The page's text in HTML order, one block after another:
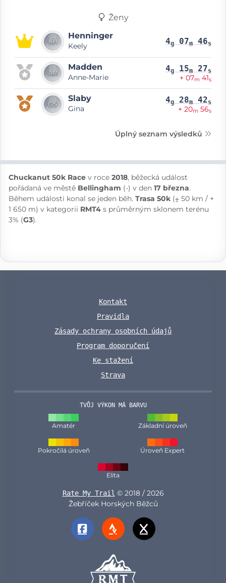
Ženy
Henninger
Keely 4g 07m 46s
Madden
Anne-Marie
4g 15m 27s
+ 07m 41s
Slaby
Gina
4g 28m 42s
+ 20m 56s
Úplný seznam výsledků
Chuckanut 50k Race v roce 2018, běžecká událost
pořádaná ve městě Bellingham (-) v den 17 března.
Během události konal se jeden běh. Trasa 50k (⨦ 50 km / +
1 650 m) v kategorii RMT4 s průměrným sklonem terénu
3% (G3).
Kontakt
Pravidla
Zásady ochrany osobních údajů
Program doporučení
Ke stažení
Strava
TVŮJ VÝKON MÁ BARVU
Amatér Základní úroveň
Pokročilá úroveň Úroveň Expert
Elita
Rate My Trail © 2018 / 2026
Žebříček Horských Běžců